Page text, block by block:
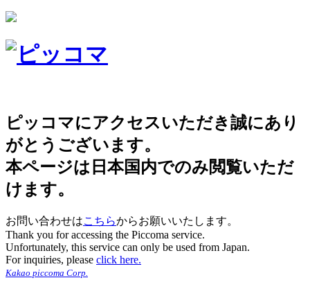
ピッコマにアクセスいただき誠にあり
がとうございます。
本ページは日本国内でのみ閲覧いただ
けます。
お問い合わせはこちらからお願いいたします。
Thank you for accessing the Piccoma service.
Unfortunately, this service can only be used from Japan.
For inquiries, please click here.
Kakao piccoma Corp.